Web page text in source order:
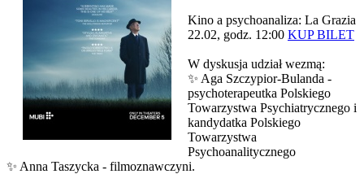
Kino a psychoanaliza: La Grazia
22.02, godz. 12:00 KUP BILET
W dyskusja udział wezmą:
✨ Aga Szczypior-Bulanda -
psychoterapeutka Polskiego
Towarzystwa Psychiatrycznego i
kandydatka Polskiego
Towarzystwa
Psychoanalitycznego
✨ Anna Taszycka - filmoznawczyni.